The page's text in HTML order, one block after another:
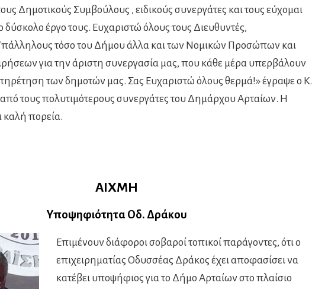
Δημοτικούς Συμβούλους , ειδικούς συνεργάτες και τους εύχομαι
δύσκολο έργο τους. Ευχαριστώ όλους τους Διευθυντές,
τόσο του Δήμου άλλα και των Νομικών Προσώπων και
για την άριστη συνεργασία μας, που κάθε μέρα υπερβάλουν
των δημοτών μας. Σας Ευχαριστώ όλους θερμά!» έγραψε ο Κ.
τους πολυτιμότερους συνεργάτες του Δημάρχου Αρταίων. Η
καλή πορεία.
ΑΙΧΜΗ
Υποψηφιότητα Οδ. Δράκου
Επιμένουν διάφοροι σοβαροί τοπικοί παράγοντες, ότι ο
επιχειρηματίας Οδυσσέας Δράκος έχει αποφασίσει να
κατέβει υποψήφιος για το Δήμο Αρταίων στο πλαίσιο